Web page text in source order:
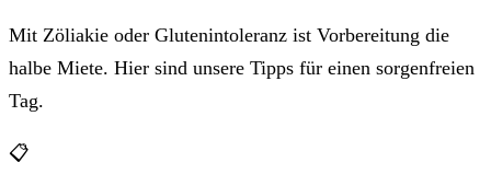
Mit Zöliakie oder Glutenintoleranz ist Vorbereitung die
halbe Miete. Hier sind unsere Tipps für einen sorgenfreien
Tag.
📋